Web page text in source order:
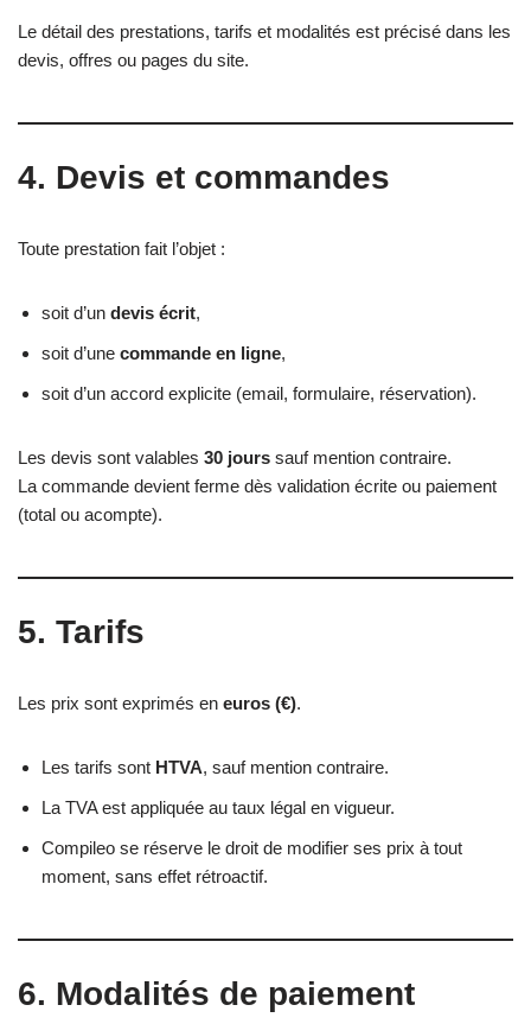
Le détail des prestations, tarifs et modalités est précisé dans les
devis, offres ou pages du site.
4. Devis et commandes
Toute prestation fait l’objet :
soit d’un devis écrit,
soit d’une commande en ligne,
soit d’un accord explicite (email, formulaire, réservation).
Les devis sont valables 30 jours sauf mention contraire.
La commande devient ferme dès validation écrite ou paiement
(total ou acompte).
5. Tarifs
Les prix sont exprimés en euros (€).
Les tarifs sont HTVA, sauf mention contraire.
La TVA est appliquée au taux légal en vigueur.
Compileo se réserve le droit de modifier ses prix à tout
moment, sans effet rétroactif.
6. Modalités de paiement